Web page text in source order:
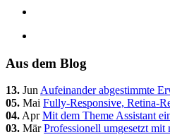
Aus dem Blog
13. Jun Aufeinander abgestimmte
05. Mai Fully-Responsive, Retina-
04. AprMit dem Theme Assistant
03. MärProfessionell umgesetzt